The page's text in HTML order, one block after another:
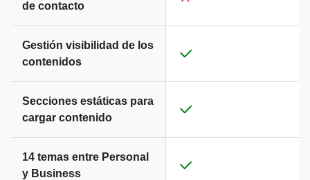
de contacto
Gestión visibilidad de los
contenidos
Secciones estáticas para
cargar contenido
14 temas entre Personal
y Business